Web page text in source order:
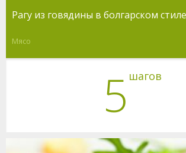
Рагу из говядины в болгарском стиле
Мясо
5 шагов